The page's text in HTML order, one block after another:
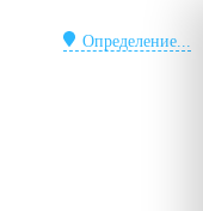
Определение...